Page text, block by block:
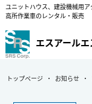
ユニットハウス、建設機械用ア
高所作業車のレンタル・販売
エスアール
トップページ お知らせ